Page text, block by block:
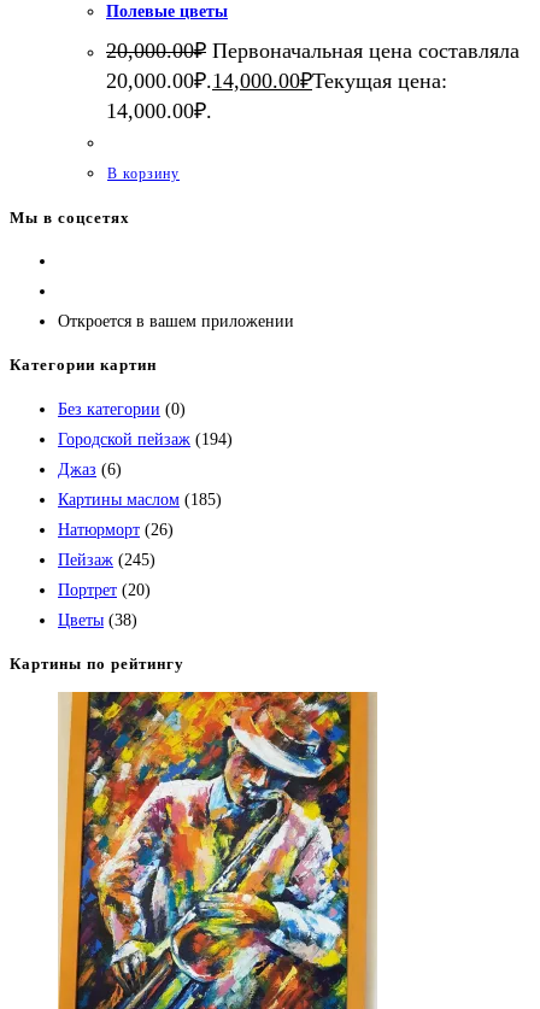
Полевые цветы
20,000.00₽ Первоначальная цена составляла
20,000.00₽.14,000.00₽Текущая цена:
14,000.00₽.
В корзину
Мы в соцсетях
Откроется в вашем приложении
Категории картин
Без категории (0)
Городской пейзаж (194)
Джаз (6)
Картины маслом (185)
Натюрморт (26)
Пейзаж (245)
Портрет (20)
Цветы (38)
Картины по рейтингу